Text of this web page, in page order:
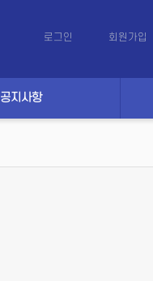
로그인 회원가입
공지사항